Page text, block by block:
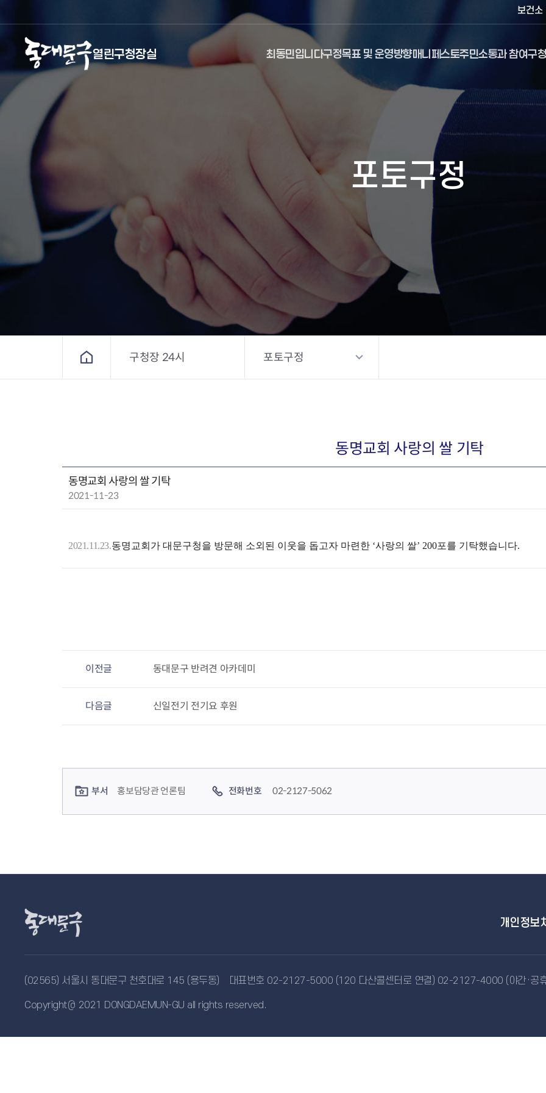
보건소
열린구청장실 주메뉴 최동민입니다구정목표 및 운영방향매니페스토주민소통과 참여구
포토구정
구청장 24시 포토구정
동명교회 사랑의 쌀 기탁
동명교회 사랑의 쌀 기탁
작성일 :
2021-11-23
2021.11.23.동명교회가 대문구청을 방문해 소외된 이웃을 돕고자 마련한 ‘사랑의 쌀’ 200포를 기탁했습니다.
이전글 동대문구 반려견 아카데미
다음글 신일전기 전기요 후원
부서 홍보담당관 언론팀 전화번호 02-2127-5062
개인정보
(02565) 서울시 동대문구 천호대로 145 (용두동) 대표번호 02-2127-5000 (120 다산콜센터로 연결) 02-2127-4000 (야간·공
Copyright＠ 2021 DONGDAEMUN-GU all rights reserved.